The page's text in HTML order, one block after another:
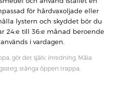
för hårdvaxoljade eller
lystern och skyddet bör du
24:e till 36:e månad beroende
i vardagen.
, gör det själv, inredning, Måla
, stänga öppen trappa,